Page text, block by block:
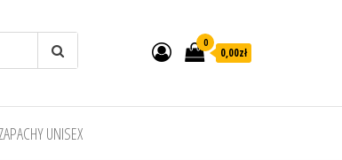
0
0,00zł
ZAPACHY UNISEX